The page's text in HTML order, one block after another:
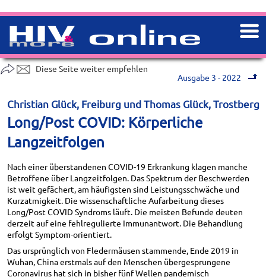
Ausgabe 3 - 2022
Christian Glück, Freiburg und Thomas Glück, Trostberg
Long/Post COVID: Körperliche
Langzeitfolgen
Nach einer überstandenen COVID-19 Erkrankung klagen manche
Betroffene über Langzeitfolgen. Das Spektrum der Beschwerden
ist weit gefächert, am häufigsten sind Leistungsschwäche und
Kurzatmigkeit. Die wissenschaftliche Aufarbeitung dieses
Long/Post COVID Syndroms läuft. Die meisten Befunde deuten
derzeit auf eine fehlregulierte Immunantwort. Die Behandlung
erfolgt Symptom-orientiert.
Das ursprünglich von Fledermäusen stammende, Ende 2019 in
Wuhan, China erstmals auf den Menschen übergesprungene
Coronavirus hat sich in bisher fünf Wellen pandemisch
Diese Seite weiter empfehlen